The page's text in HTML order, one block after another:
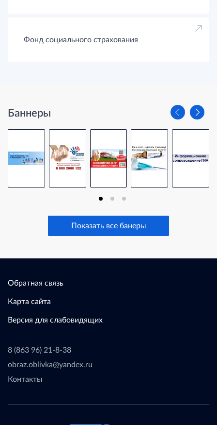
Фонд социального страхования
Баннеры
Показать все банеры
Обратная связь
Карта сайта
Версия для слабовидящих
8 (863 96) 21-8-38
obraz.oblivka@yandex.ru
Контакты